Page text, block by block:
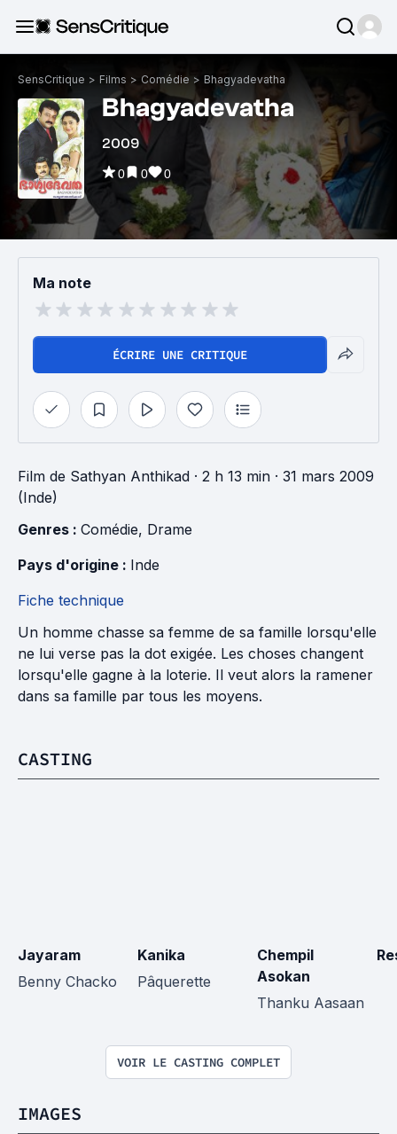
SensCritique > Films > Comédie > Bhagyadevatha
Bhagyadevatha
2009
0 0 0
Ma note
ÉCRIRE UNE CRITIQUE
Film de Sathyan Anthikad · 2 h 13 min · 31 mars 2009
(Inde)
Genres : Comédie, Drame
Pays d'origine : Inde
Fiche technique
Un homme chasse sa femme de sa famille lorsqu'elle
ne lui verse pas la dot exigée. Les choses changent
lorsqu'elle gagne à la loterie. Il veut alors la ramener
dans sa famille par tous les moyens.
CASTING
Jayaram
Benny Chacko
Kanika
Pâquerette
Chempil
Asokan
Thanku Aasaan
VOIR LE CASTING COMPLET
IMAGES